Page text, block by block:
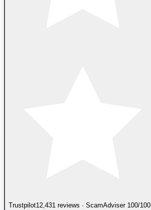
Trustpilot12,431 reviews · ScamAdviser 100/100